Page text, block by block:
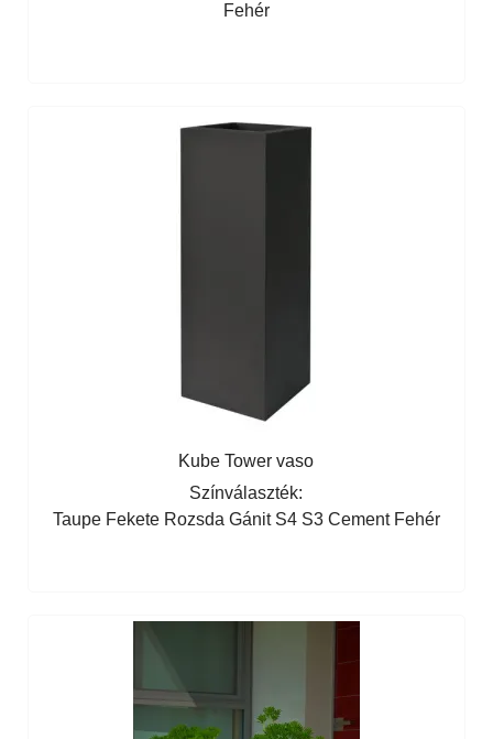
Fehér
Kube Tower vaso
Színválaszték:
Taupe Fekete Rozsda Gánit S4 S3 Cement Fehér